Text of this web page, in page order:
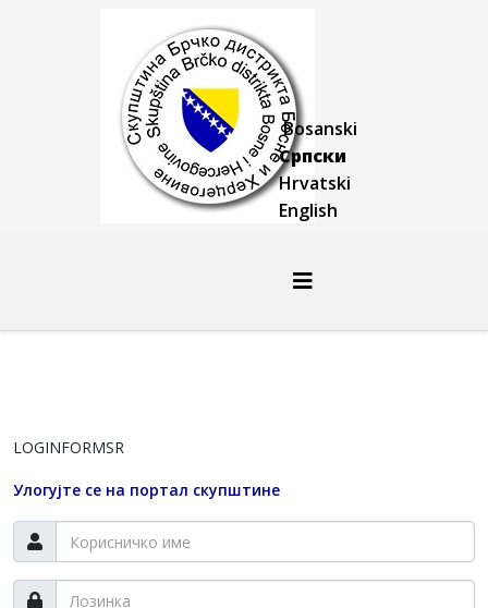
Bosanski
Српски
Hrvatski
English
LOGINFORMSR
Улогујте се на портал скупштине